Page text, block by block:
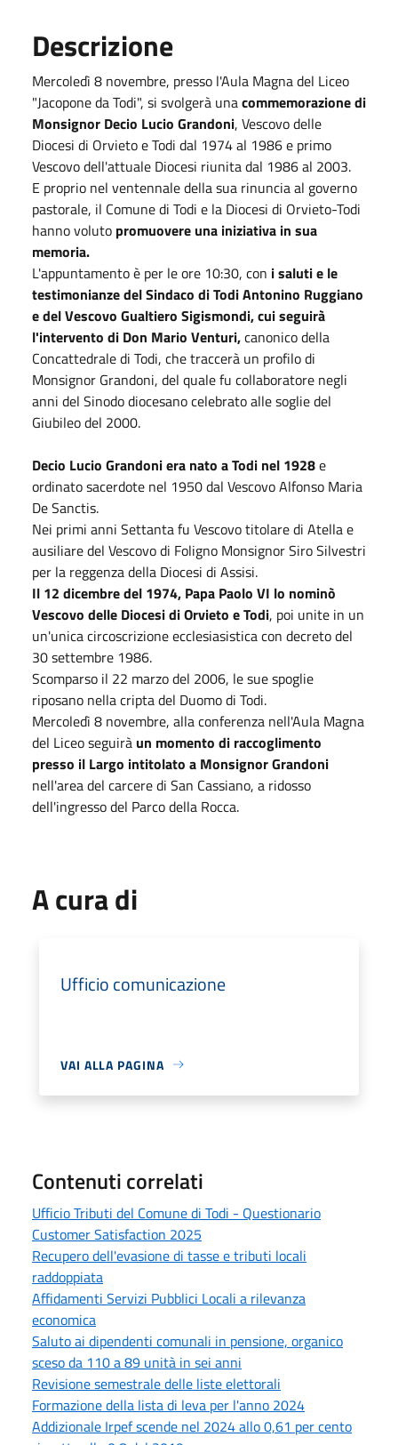
Descrizione
Mercoledì 8 novembre, presso l'Aula Magna del Liceo
"Jacopone da Todi", si svolgerà unacommemorazione di
Monsignor Decio Lucio Grandoni, Vescovo delle
Diocesi di Orvieto e Todi dal 1974 al 1986 e primo
Vescovo dell'attuale Diocesi riunita dal 1986 al 2003.
E proprio nel ventennale della sua rinuncia al governo
pastorale, il Comune di Todi e la Diocesi di Orvieto-Todi
hanno voluto promuovere una iniziativa in sua
memoria.
L'appuntamento è per le ore 10:30, con i saluti e le
testimonianze del Sindaco di Todi Antonino Ruggiano
e del Vescovo Gualtiero Sigismondi, cui seguirà
l'intervento di Don Mario Venturi,canonico della
Concattedrale di Todi, che traccerà un profilo di
Monsignor Grandoni, del quale fu collaboratore negli
anni del Sinodo diocesano celebrato alle soglie del
Giubileo del 2000.
Decio Lucio Grandoni era nato a Todi nel 1928e
ordinato sacerdote nel 1950 dal Vescovo Alfonso Maria
De Sanctis.
Nei primi anni Settanta fu Vescovo titolare di Atella e
ausiliare del Vescovo di Foligno Monsignor Siro Silvestri
per la reggenza della Diocesi di Assisi.
Il 12 dicembre del 1974, Papa Paolo VI lo nominò
Vescovo delle Diocesi di Orvieto e Todi, poi unite in un
un'unica circoscrizione ecclesiasistica con decreto del
30 settembre 1986.
Scomparso il 22 marzo del 2006, le sue spoglie
riposano nella cripta del Duomo di Todi.
Mercoledì 8 novembre, alla conferenza nell'Aula Magna
del Liceo seguirà un momento di raccoglimento
presso il Largo intitolato a Monsignor Grandoni
nell'area del carcere di San Cassiano, a ridosso
dell'ingresso del Parco della Rocca.
A cura di
Ufficio comunicazione
VAI ALLA PAGINA
Contenuti correlati
Ufficio Tributi del Comune di Todi - Questionario
Customer Satisfaction 2025
Recupero dell'evasione di tasse e tributi locali
raddoppiata
Affidamenti Servizi Pubblici Locali a rilevanza
economica
Saluto ai dipendenti comunali in pensione, organico
sceso da 110 a 89 unità in sei anni
Revisione semestrale delle liste elettorali
Formazione della lista di leva per l'anno 2024
Addizionale Irpef scende nel 2024 allo 0,61 per cento